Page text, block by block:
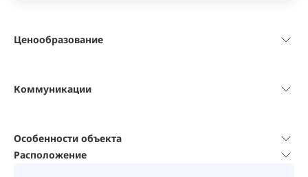
Ценообразование
Коммуникации
Особенности объекта
Расположение